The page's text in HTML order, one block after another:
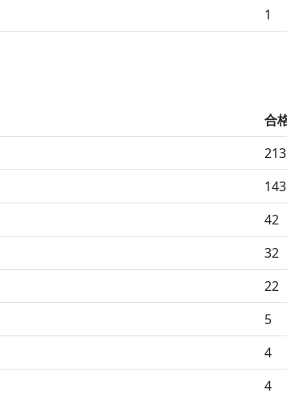
1
合
213
143
42
32
22
5
4
4